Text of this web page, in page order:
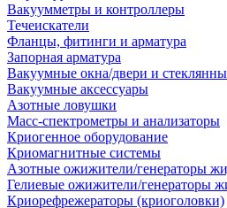
Вакуумметры и контроллеры
Течеискатели
Фланцы, фитинги и арматура
Запорная арматура
Вакуумные окна/двери и
Вакуумные аксессуары
Азотные ловушки
Масс-спектрометры и анализаторы
Криогенное оборудование
Криомагнитные системы
Азотные ожижители/генераторы
Гелиевые ожижители/генераторы
Криорефрежераторы (криоголовки)